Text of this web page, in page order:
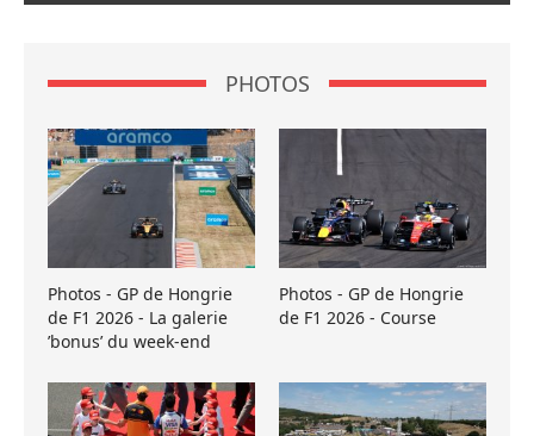
PHOTOS
Photos - GP de Hongrie
de F1 2026 - La galerie
’bonus’ du week-end
Photos - GP de Hongrie
de F1 2026 - Course